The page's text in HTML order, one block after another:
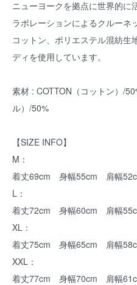
ニューヨークを拠点に世界的に
ラボレーションによるクルーネ
コットン、ポリエステル混紡生
ディを使用しています。
素材 : COTTON（コットン）/
ル）/50%
【SIZE INFO】
M：
着丈69cm 身幅55cm 肩幅
L：
着丈72cm 身幅60cm 肩幅
XL：
着丈75cm 身幅65cm 肩幅
XXL：
着丈77cm 身幅70cm 肩幅